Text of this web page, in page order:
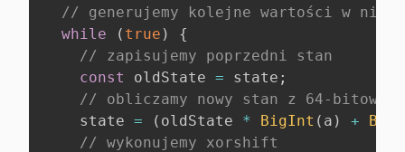
// generujemy kolejne wartości w
while
( true )
{
// zapisujemy poprzedni stan
const
oldState = state ;
// obliczamy nowy stan z 64-bitowego
    state
= ( oldState * BigInt ( a ) +
// wykonujemy xorshift